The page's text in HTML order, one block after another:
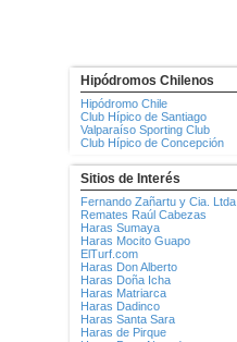
Hipódromos Chilenos
Hipódromo Chile
Club Hípico de Santiago
Valparaíso Sporting Club
Club Hípico de Concepción
Sitios de Interés
Fernando Zañartu y Cia. Ltda.
Remates Raúl Cabezas
Haras Sumaya
Haras Mocito Guapo
ElTurf.com
Haras Don Alberto
Haras Doña Icha
Haras Matriarca
Haras Dadinco
Haras Santa Sara
Haras de Pirque